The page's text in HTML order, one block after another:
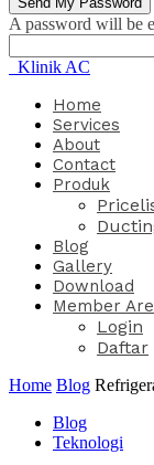
A password will be
Klinik AC
Home
Services
About
Contact
Produk
Blog
Gallery
Download
Member
Login
Daftar
Home Blog
Blog
Teknologi